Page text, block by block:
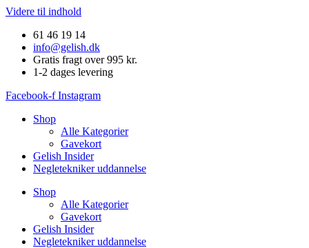
Videre til indhold
61 46 19 14
info@gelish.dk
Gratis fragt over 995 kr.
1-2 dages levering
Facebook-f Instagram
Shop
Alle Kategorier
Gavekort
Gelish Insider
Negletekniker uddannelse
Shop
Alle Kategorier
Gavekort
Gelish Insider
Negletekniker uddannelse